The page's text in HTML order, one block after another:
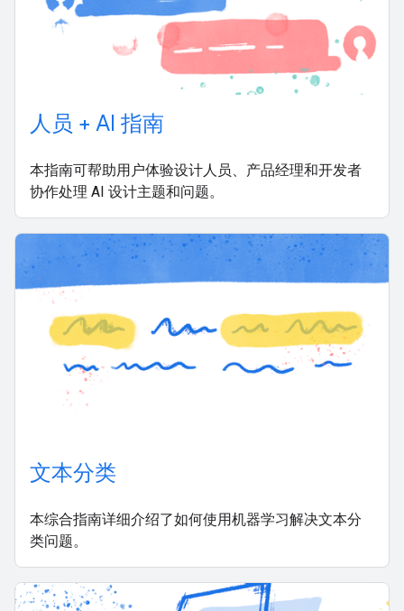
人员 + AI 指南
本指南可帮助用户体验设计人员、产品经理和开发者
协作处理 AI 设计主题和问题。
文本分类
本综合指南详细介绍了如何使用机器学习解决文本分
类问题。